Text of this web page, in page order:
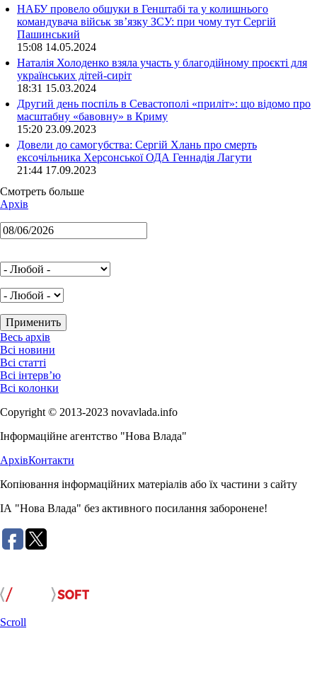
НАБУ провело обшуки в Генштабі та у колишнього
командувача військ зв’язку ЗСУ: при чому тут Сергій
Пашинський
15:08 14.05.2024
Наталія Холоденко взяла участь у благодійному проєкті для
українських дітей-сиріт
18:31 15.03.2024
Другий день поспіль в Севастополі «приліт»: що відомо про
масштабну «бавовну» в Криму
15:20 23.09.2023
Довели до самогубства: Сергій Хлань про смерть
ексочільника Херсонської ОДА Геннадія Лагути
21:44 17.09.2023
Смотреть больше
Архів
Весь архів
Всі новини
Всі статті
Всі інтерв’ю
Всі колонки
Copyright © 2013-2023 novavlada.info
Інформаційне агентство "Нова Влада"
АрхівКонтакти
Копіювання інформаційних матеріалів або їх частини з сайту
ІА "Нова Влада" без активного посилання заборонене!
Scroll